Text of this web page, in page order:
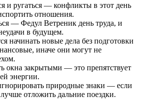
и ругаться — конфликты в этот день
отношения.
— Федул Ветреник день труда, и
в будущем.
начинать новые дела без подготовки
иначе они могут не
окна закрытыми — это препятствует
энергии.
природные знаки — если
отложить дальние поездки.